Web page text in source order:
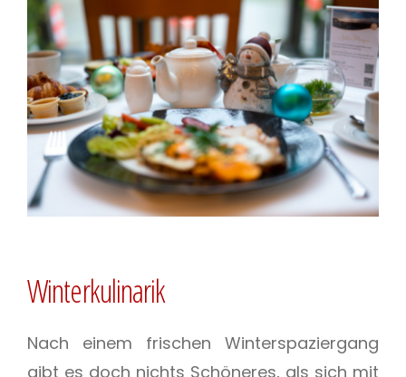
Winterkulinarik
Nach einem frischen Winterspaziergang
gibt es doch nichts Schöneres, als sich mit